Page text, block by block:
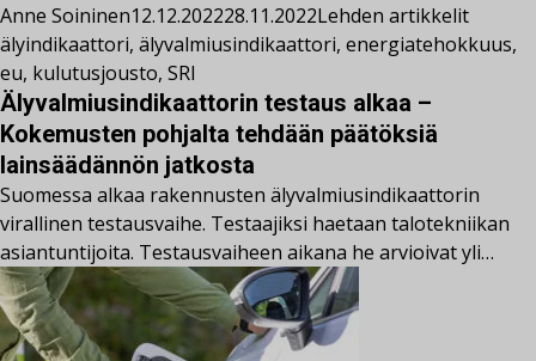
Anne Soininen12.12.202228.11.2022Lehden artikkelit
älyindikaattori, älyvalmiusindikaattori, energiatehokkuus,
eu, kulutusjousto, SRI
Älyvalmiusindikaattorin testaus alkaa –
Kokemusten pohjalta tehdään päätöksiä
lainsäädännön jatkosta
Suomessa alkaa rakennusten älyvalmiusindikaattorin
virallinen testausvaihe. Testaajiksi haetaan talotekniikan
asiantuntijoita. Testausvaiheen aikana he arvioivat yli…